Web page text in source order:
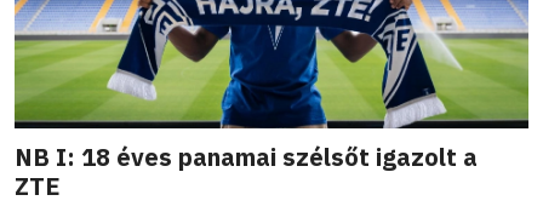
NB I: 18 éves panamai szélsőt igazolt a
ZTE